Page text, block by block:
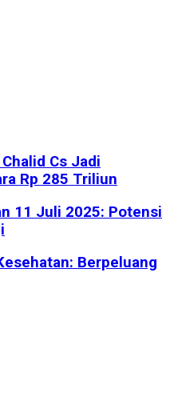
Cs Jadi
Rp 285 Triliun
11 Juli 2025: Potensi
Berpeluang